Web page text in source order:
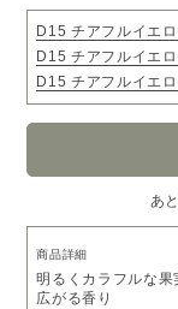
D15 チアフルイエ
D15 チアフルイエ
D15 チアフルイエ
あ
商品詳細
明るくカラフルな
広がる香り